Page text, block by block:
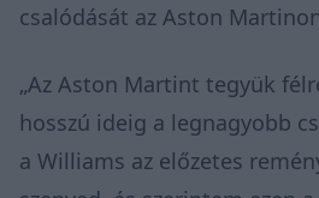
csalódását az Aston
„Az Aston Martint tegyük
hosszú ideig a legnagyobb
a Williams az előzetes